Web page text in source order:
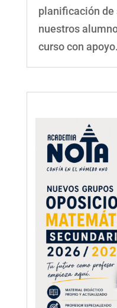
planificación de
nuestros
curso con